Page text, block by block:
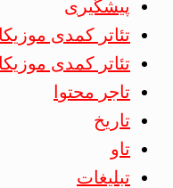
پیشگیری
تئاتر کمدی
تئاتر کمدی
تاجر محتوا
تاریخ
تاو
تبلیغات